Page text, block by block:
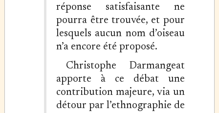
réponse satisfaisante ne
pourra être trouvée, et pour
lesquels aucun nom d’oiseau
n’a encore été proposé.
Christophe Darmangeat
apporte à ce débat une
contribution majeure, via un
détour par l’ethnographie de